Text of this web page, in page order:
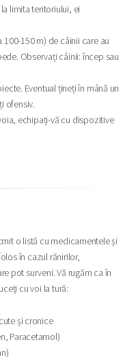
limita teritoriului, ei
150 m) de câinii care au
Observați câinii: încep sau
Eventual țineți în mână un
ofensiv.
echipați-vă cu dispozitive
o listă cu medicamentele și
în cazul rănirilor,
pot surveni. Vă rugăm ca în
cu voi la tură:
și cronice
Paracetamol)